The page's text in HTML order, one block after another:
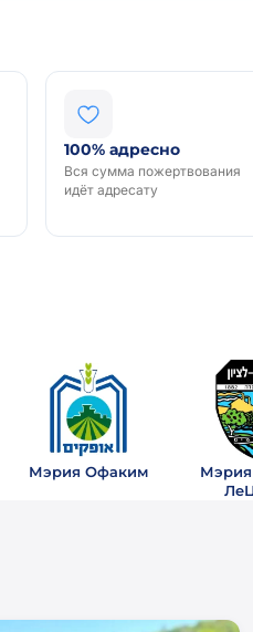
100% адресно
Вся сумма пожертвования
идёт адресату
Мэрия Офаким